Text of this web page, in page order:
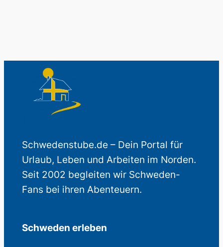
Schwedenstube.de – Dein Portal für
Urlaub, Leben und Arbeiten im Norden.
Seit 2002 begleiten wir Schweden-
Fans bei ihren Abenteuern.
Schweden erleben